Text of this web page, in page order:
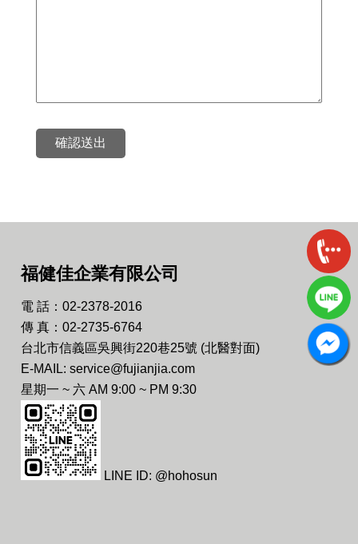
確認送出
福健佳企業有限公司
電 話：02-2378-2016
傳 真：02-2735-6764
台北市信義區吳興街220巷25號 (北醫對面)
E-MAIL: service@fujianjia.com
星期一 ~ 六 AM 9:00 ~ PM 9:30
LINE ID: @hohosun